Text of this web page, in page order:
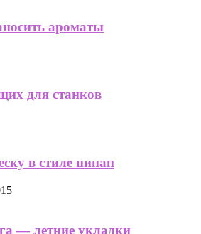
ароматы
для станков
в стиле пинап
— летние укладки